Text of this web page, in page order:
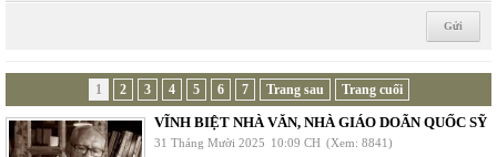
1 2 3 4 5 6 7 Trang sau Trang cuối
VĨNH BIỆT NHÀ VĂN, NHÀ GIÁO DOÃN QUỐC SỸ
31 Tháng Mười 2025 10:09 CH (Xem: 8841)